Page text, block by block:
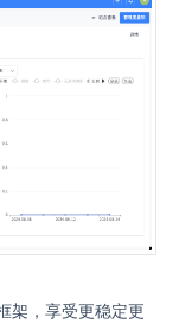
架，享受更稳定更